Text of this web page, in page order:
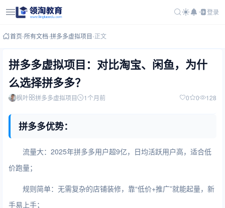
登录
首页-所有文档-拼多多虚拟项目-正文
拼多多虚拟项目：对比淘宝、闲鱼，为什
么选择拼多多？
枫叶 拼多多虚拟项目 1个月前 0 0 128
拼多多优势：
流量大：2025年拼多多用户超9亿，日均活跃用户高，适合低
价跑量；
规则简单：无需复杂的店铺装修，靠“低价+推广”就能起量，新
手易上手；